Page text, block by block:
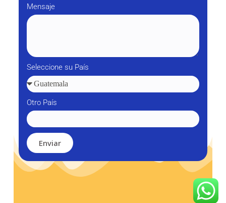
Mensaje
Seleccione su País
Otro País
Enviar